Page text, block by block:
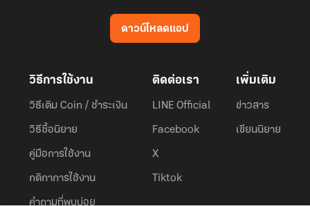
ดาวน์โหลดแอป
วิธีการใช้งาน
วิธีเติม Coin / ชำระเงิน
วิธีซื้อนิยาย
คู่มือการใช้งาน
กติกาการใช้งาน
คำถามที่พบบ่อย
ติดต่อเรา
LINE Official
Facebook
X
Tiktok
เพิ่มเติม
ข่าวสาร
เขียนนิยาย